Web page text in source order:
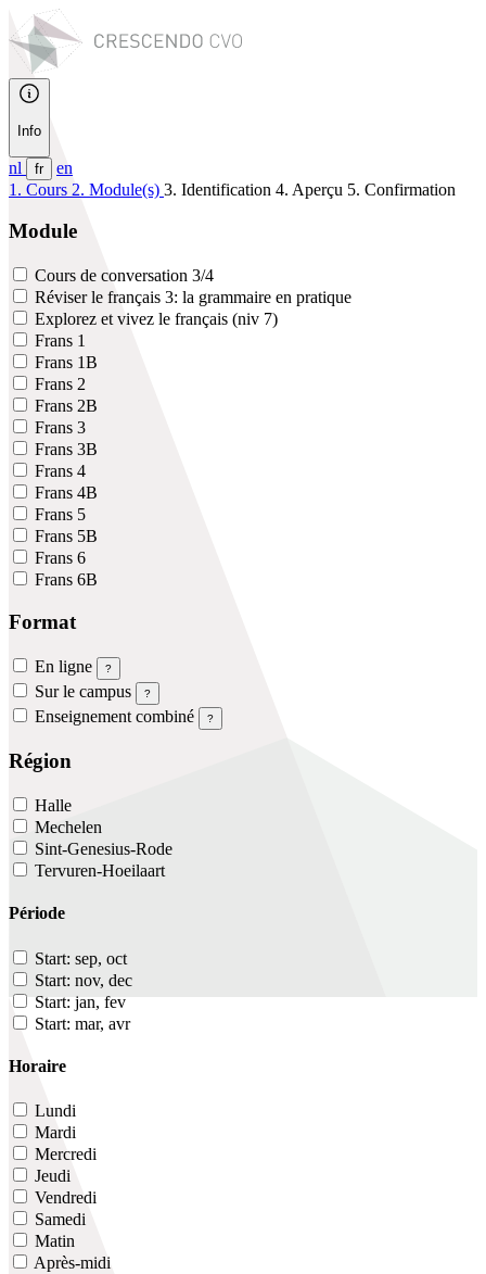
Info
nl fr
en
1. Cours 2. Module(s) 3. Identification 4. Aperçu 5. Confirmation
Module
Cours de conversation 3/4
Réviser le français 3: la grammaire en pratique
Explorez et vivez le français (niv 7)
Frans 1
Frans 1B
Frans 2
Frans 2B
Frans 3
Frans 3B
Frans 4
Frans 4B
Frans 5
Frans 5B
Frans 6
Frans 6B
Format
En ligne ?
Sur le campus ?
Enseignement combiné ?
Région
Halle
Mechelen
Sint-Genesius-Rode
Tervuren-Hoeilaart
Période
Start: sep, oct
Start: nov, dec
Start: jan, fev
Start: mar, avr
Horaire
Lundi
Mardi
Mercredi
Jeudi
Vendredi
Samedi
Matin
Après-midi